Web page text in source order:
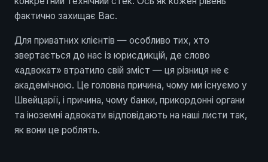
фактично захищає Вас.
Для приватних клієнтів — особливо тих, хто
звертається до нас із юрисдикцій, де слово
«адвокат» втратило свій зміст — ця різниця не є
академічною. Це головна причина, чому ми існуємо у
Швейцарії, і причина, чому банки, прикордонні органи
та іноземні адвокати відповідають на наші листи так,
як вони це роблять.